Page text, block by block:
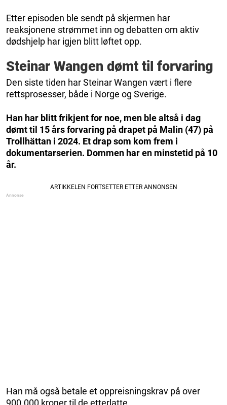
Etter episoden ble sendt på skjermen har
reaksjonene strømmet inn og debatten om aktiv
dødshjelp har igjen blitt løftet opp.
Steinar Wangen dømt til forvaring
Den siste tiden har Steinar Wangen vært i flere
rettsprosesser, både i Norge og Sverige.
Han har blitt frikjent for noe, men ble altså i dag
dømt til 15 års forvaring på drapet på Malin (47) på
Trollhättan i 2024. Et drap som kom frem i
dokumentarserien. Dommen har en minstetid på 10
år.
Han må også betale et oppreisningskrav på over
900.000 kroner til de etterlatte.